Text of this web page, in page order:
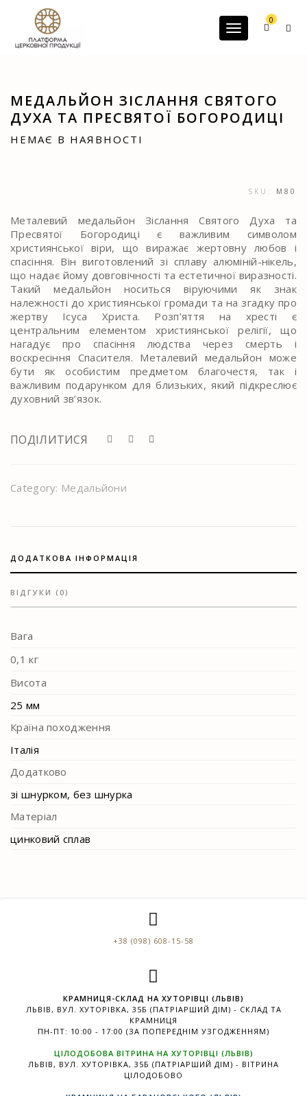
G-60JZFMNRBC
Toggle
0
МЕДАЛЬЙОН ЗІСЛАННЯ СВЯТОГО
ДУХА ТА ПРЕСВЯТОЇ БОГОРОДИЦІ
НЕМАЄ В НАЯВНОСТІ
SKU: M80
Металевий медальйон Зіслання Святого Духа та
Пресвятої Богородиці є важливим символом
християнської віри, що виражає жертовну любов і
спасіння. Він виготовлений зі сплаву алюміній-нікель,
що надає йому довговічності та естетичної виразності.
Такий медальйон носиться віруючими як знак
належності до християнської громади та на згадку про
жертву Ісуса Христа. Розп’яття на хресті є
центральним елементом християнської релігії, що
нагадує про спасіння людства через смерть і
воскресіння Спасителя. Металевий медальйон може
бути як особистим предметом благочестя, так і
важливим подарунком для близьких, який підкреслює
духовний зв’язок.
ПОДІЛИТИСЯ
Category: Медальйони
ДОДАТКОВА ІНФОРМАЦІЯ
ВІДГУКИ (0)
Вага
0,1 кг
Висота
25 мм
Країна походження
Італія
Додатково
зі шнурком, без шнурка
Матеріал
цинковий сплав
+38 (098) 608-15-58
КРАМНИЦЯ-СКЛАД НА ХУТОРІВЦІ (ЛЬВІВ)
ЛЬВІВ, ВУЛ. ХУТОРІВКА, 35Б (ПАТРІАРШИЙ ДІМ) - СКЛАД ТА
КРАМНИЦЯ
ПН-ПТ: 10:00 - 17:00 (ЗА ПОПЕРЕДНІМ УЗГОДЖЕННЯМ)
ЦІЛОДОБОВА ВІТРИНА НА ХУТОРІВЦІ (ЛЬВІВ)
ЛЬВІВ, ВУЛ. ХУТОРІВКА, 35Б (ПАТРІАРШИЙ ДІМ) - ВІТРИНА
ЦІЛОДОБОВО